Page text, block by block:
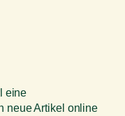
eine
neue Artikel online